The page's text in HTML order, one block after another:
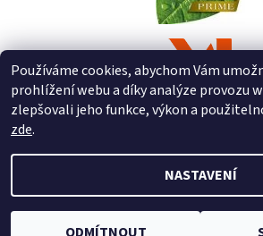
2026 © ZooZverimex, všechna práva
cookies
Používáme cookies, abychom Vám
prohlížení webu a díky analýze provozu
zlepšovali jeho funkce, výkon a
zde.
NASTAVENÍ